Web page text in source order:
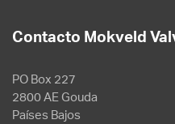
Contacto Mokveld
PO Box 227
2800 AE Gouda
Países Bajos